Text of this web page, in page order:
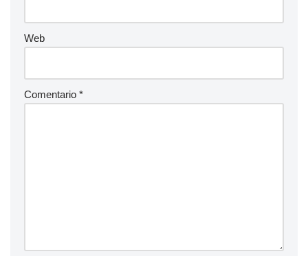
Web
Comentario *